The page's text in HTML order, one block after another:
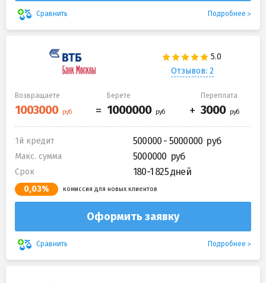
Сравнить Подробнее
Отзывов: 2
Возвращаете Берете Переплата
1й кредит 500000 - 5000000
Макс. сумма 5000000
Срок 180-1 825 дней
0,03% комиссия для новых клиентов
Оформить заявку
Сравнить Подробнее